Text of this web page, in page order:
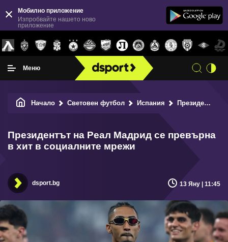
Мобилно приложение
Изпробвайте нашето ново
приложение
Меню
Начало Световен футбол Испания Президентът на Реал Мадрид се превърна в хит в социалните мрежи
Президентът на Реал Мадрид се превърна
в хит в социалните мрежи
dsport.bg 13 Яну | 11:45